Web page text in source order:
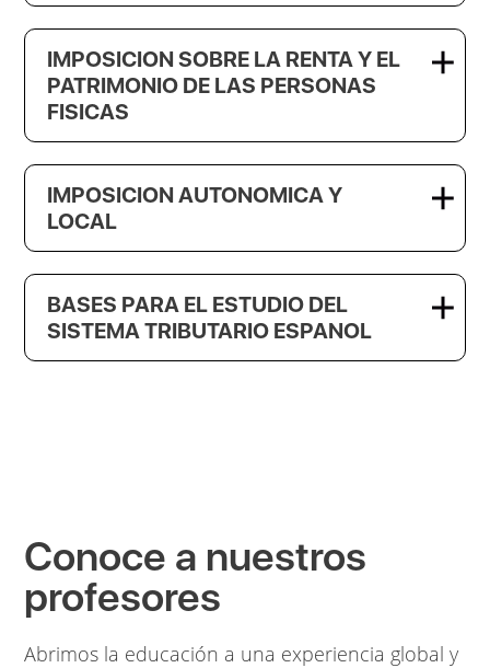
IMPOSICION SOBRE LA RENTA Y EL
PATRIMONIO DE LAS PERSONAS
FISICAS
IMPOSICION AUTONOMICA Y
LOCAL
BASES PARA EL ESTUDIO DEL
SISTEMA TRIBUTARIO ESPANOL
Conoce a nuestros
profesores
Abrimos la educación a una experiencia global y